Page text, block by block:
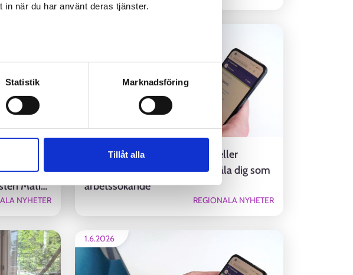
in när du har använt deras tjänster.
Statistik Marknadsföring
Tillåt alla
-
Matias
NYHETER
Om du ännu inte har ett jobb eller
studieplats, kom ihåg att anmäla dig som
arbetssökande
REGIONALA NYHETER
1.6.2026